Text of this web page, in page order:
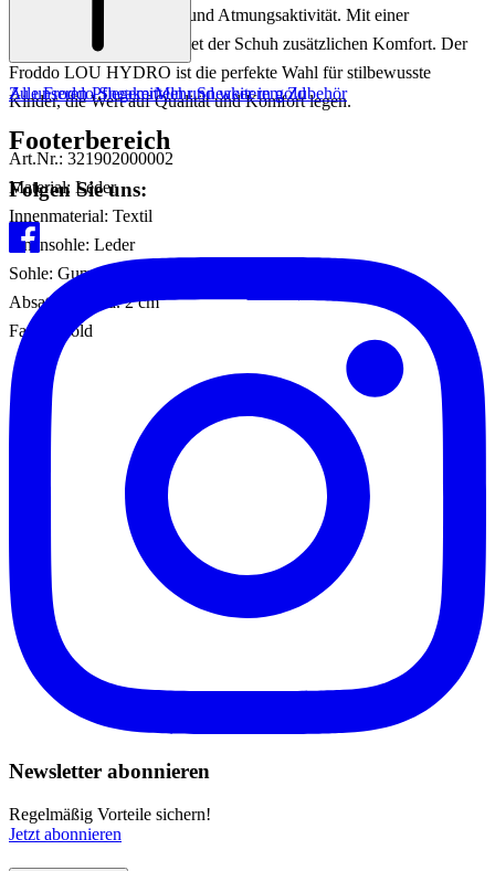
angenehmes Tragegefühl und Atmungsaktivität. Mit einer
Absatzhöhe von 2 cm bietet der Schuh zusätzlichen Komfort. Der
Froddo LOU HYDRO ist die perfekte Wahl für stilbewusste
Kinder, die Wert auf Qualität und Komfort legen.
Art.Nr.: 321902000002
Material: Leder
Innenmaterial: Textil
Innensohle: Leder
Sohle: Gummisohle
Absatzhöhe: ca. 2 cm
Farbe: Gold
Zu unseren Pflegemitteln und weiterem Zubehör
Alle Froddo SneakerMehr Sneaker in gold
Footerbereich
Folgen Sie uns:
Newsletter abonnieren
Regelmäßig Vorteile sichern!
Jetzt abonnieren